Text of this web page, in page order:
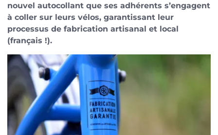
nouvel autocollant que ses adhérents s’engagent
à coller sur leurs vélos, garantissant leur
processus de fabrication artisanal et local
(français !).